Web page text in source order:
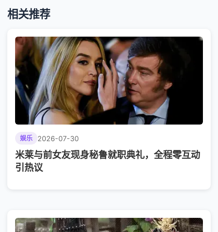
相关推荐
娱乐 2026-07-30
米莱与前女友现身秘鲁就职典礼，全程零互动
引热议